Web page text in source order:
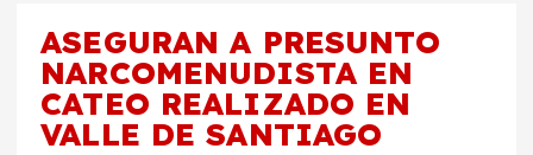
ASEGURAN A PRESUNTO
NARCOMENUDISTA EN
CATEO REALIZADO EN
VALLE DE SANTIAGO